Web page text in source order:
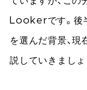
Lookerです。後
を選んだ背景、
説していきましょ